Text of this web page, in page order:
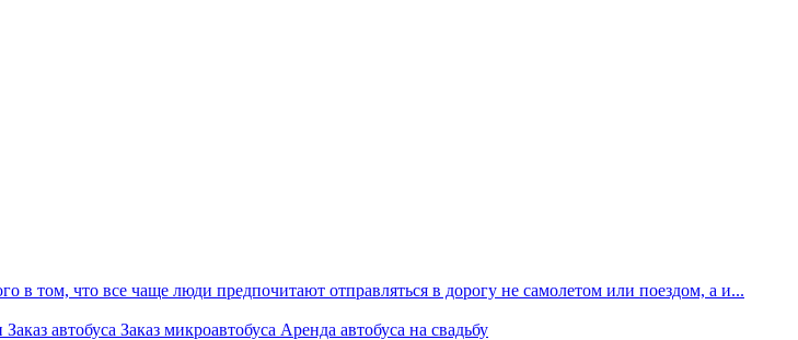
в том, что все чаще люди предпочитают отправляться в дорогу не самолетом или поездом, а и...
Заказ автобуса Заказ микроавтобуса Аренда автобуса на свадьбу